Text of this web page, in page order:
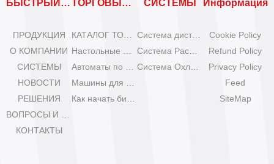
БЫСТРЫЙ ВХОД
ПРОДУКЦИЯ
О КОМПАНИИ
СИСТЕМЫ
НОВОСТИ
РЕШЕНИЯ
КОНТАКТЫ
ТОРГОВЫЕ АВТОМАТЫ СИСТЕМЫ Информация
Cookie Policy
Refund Policy
Privacy Policy
Feed
SiteMap